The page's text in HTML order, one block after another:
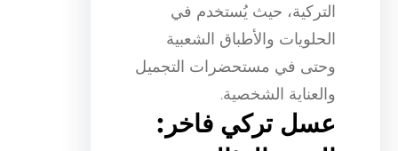
التركية، حيث يُستخدم في
الحلويات والأطباق الشعبية
وحتى في مستحضرات التجميل
والعناية الشخصية.
عسل تركي فاخر: